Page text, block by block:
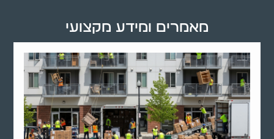
מאמרים ומידע מקצועי